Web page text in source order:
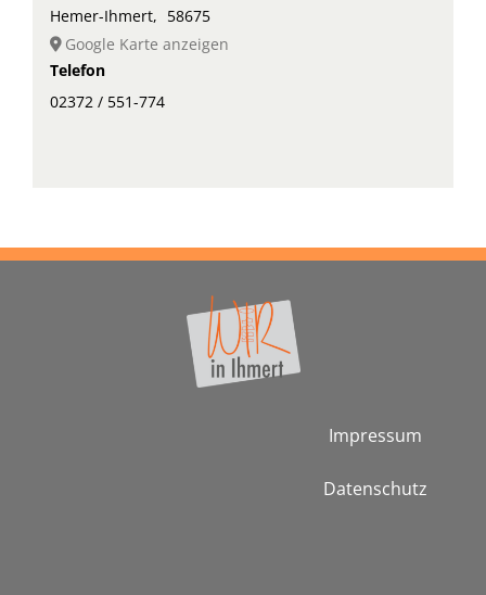
Hemer-Ihmert, 58675
Google Karte anzeigen
Telefon
02372 / 551-774
Impressum
Datenschutz